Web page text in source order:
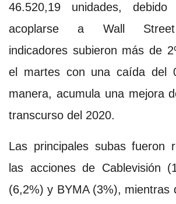
46.520,19 unidades,
acoplarse a Wall Street
indicadores subieron más de
el martes con una caída del
manera, acumula una mejora
transcurso del 2020.
Las principales subas fueron
las acciones de Cablevisión
(6,2%) y BYMA (3%), mientras